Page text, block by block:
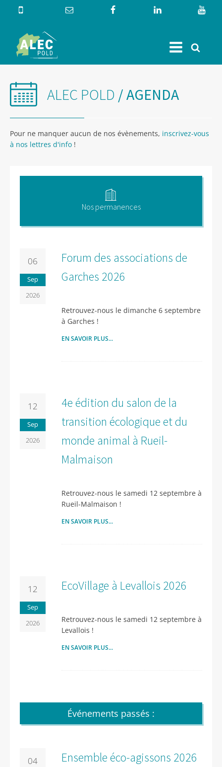
ALEC POLD / AGENDA
Pour ne manquer aucun de nos évènements, inscrivez-vous
à nos lettres d'info !
Nos permanences
06
Sep
2026
Forum des associations de
Garches 2026
Retrouvez-nous le dimanche 6 septembre
à Garches !
EN SAVOIR PLUS...
12
Sep
2026
4e édition du salon de la
transition écologique et du
monde animal à Rueil-
Malmaison
Retrouvez-nous le samedi 12 septembre à
Rueil-Malmaison !
EN SAVOIR PLUS...
12
Sep
2026
EcoVillage à Levallois 2026
Retrouvez-nous le samedi 12 septembre à
Levallois !
EN SAVOIR PLUS...
Événements passés :
04 Ensemble éco-agissons 2026